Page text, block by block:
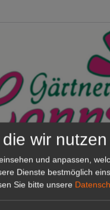
d) für unsere
wir
und anpassen,
Dienste bestmöglich
Sie bitte unsere